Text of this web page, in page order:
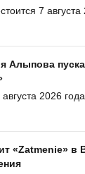
7 августа
Алыпова
2026 года
«Zatmenie» в